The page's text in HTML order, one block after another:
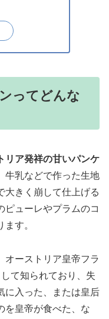
ってどんな
リア発祥の甘いパンケ
牛乳などで作った生地
大きく崩して仕上げる
ピューレやプラムのコ
す。
オーストリア皇帝フラ
て知られており、失
に入った、または皇后
を皇帝が食べた、な